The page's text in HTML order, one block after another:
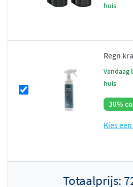
huis
Regn
vandaag besteld, dinsdag in
huis
30%
Kies
Totaalprijs: